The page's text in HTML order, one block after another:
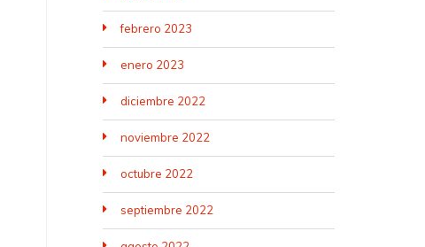
febrero 2023
enero 2023
diciembre 2022
noviembre 2022
octubre 2022
septiembre 2022